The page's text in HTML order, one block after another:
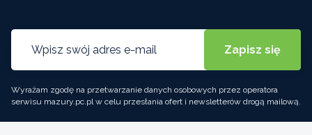
Wyrażam zgodę na przetwarzanie danych osobowych przez operatora
serwisu mazury.pc.pl w celu przesłania ofert i newsletterów drogą mailową.